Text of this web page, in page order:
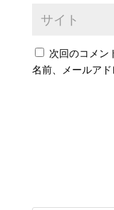
次回のコメン
名前、メールアド